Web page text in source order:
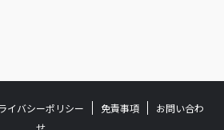
イバシーポリシー 免責事項
お問い合わ